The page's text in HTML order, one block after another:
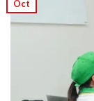
Oct